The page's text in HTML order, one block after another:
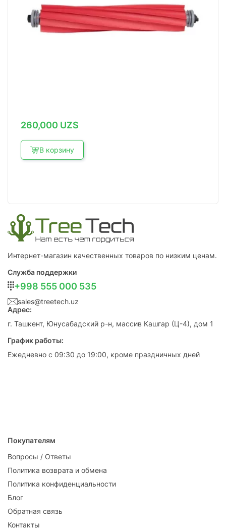
260,000 UZS
В корзину
Интернет-магазин качественных товаров по низким ценам.
Служба поддержки
+998 555 000 535
sales@treetech.uz
Адрес:
г. Ташкент, Юнусабадский р-н, массив Кашгар (Ц-4), дом 1
График работы:
Ежедневно с 09:30 до 19:00, кроме праздничных дней
Покупателям
Вопросы / Ответы
Политика возврата и обмена
Политика конфиденциальности
Блог
Обратная связь
Контакты